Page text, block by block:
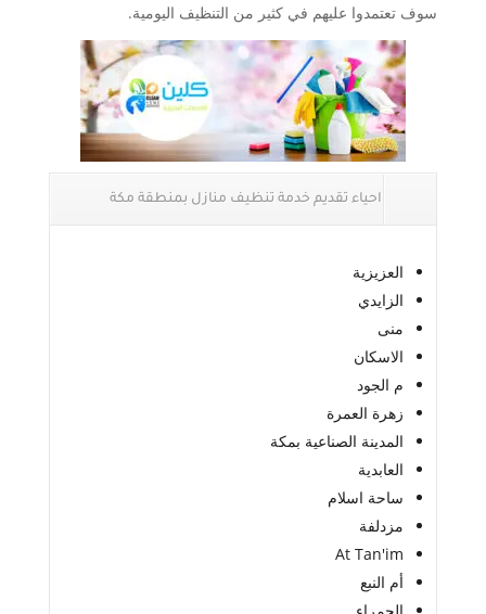
سوف تعتمدوا عليهم في كثير من التنظيف اليومية.
احياء تقديم خدمة تنظيف منازل بمنطقة مكة
العزيزية
الزايدي
منى
الاسكان‎
م الجود
زهرة العمرة
المدينة الصناعية بمكة
العابدية
ساحة اسلام
مزدلفة
At Tan'im
أم النبع